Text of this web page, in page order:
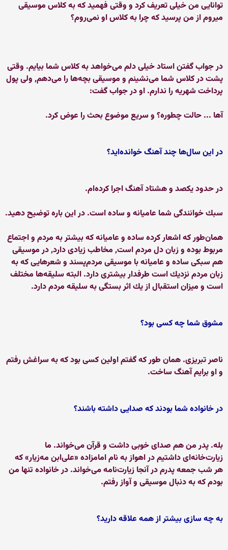
توانایی من خیلی تعریف كرد و وقتی فهمید كه به كلاس موسیقی
میروم از من پرسید كه چرا به كلاس او نمی‌روم؟
در جواب گفتن استاد خیلی دلم می‌خواهد به كلاس شما بیایم. وقتی
پشت در كلاس شما می‌نشینم و موسیقی بچه‌ها را می‌دهم, ولی پول
پرداخت شهریه را ندارم. او در جواب گفت:
آها ... حالت چطوره؟ و سریع موضوع بحث را عوض كرد.
در این سال‌ها چند آهنگ خوانده‌اید؟
در حدود یكصد و هشتاد آهنگ اجرا كرده‌ام.
سبك خوانندگی شما عامیانه و ساده است. در این باره توضیح دهید.
همان‌طور كه اشعار كرده ساده و عامیانه كه بیشتر به مردم و اجتماع
مربوط بوده و زبان دل مردم است, مخاطب زیادی دارد, در موسیقی
هم سبكی ساده و عامیانه با موسیقی مردم‌پسند و شعرهایی كه به
زبان مردم نزدیك است طرفدار بیشتری دارد. البته سلیقه‌ها مختلف
است و میزان استقبال از یك اثر بستگی به سلیقه مردم دارد.
مشوق شما چه كسی بود؟
ناصر تبریزی. همان طور كه گفتم اولین كسی بود كه به سراغش رفتم
و او برایم آهنگ ساخت.
در خانواده شما بودند كه صدایی داشته باشند؟
بله. پدر من هم صدای خوبی داشت و قرآن می‌خواند. ما
زیارت‌‌خانه‌ای داشتیم در اهواز به نام امامزاده «علی‌ابن مه‌زیار» كه
هر شب جمعه پدرم در آنجا زیارت‌نامه می‌خواند. در خانواده تنها من
بودم كه به دنبال موسیقی و آواز رفتم.
به چه سازی بیشتر از همه علاقه دارید؟